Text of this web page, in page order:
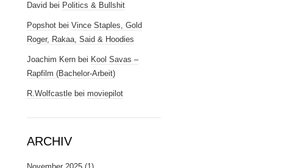
David bei Politics & Bullshit
Popshot bei Vince Staples, Gold
Roger, Rakaa, Said & Hoodies
Joachim Kern bei Kool Savas –
Rapfilm (Bachelor-Arbeit)
R.Wolfcastle bei moviepilot
ARCHIV